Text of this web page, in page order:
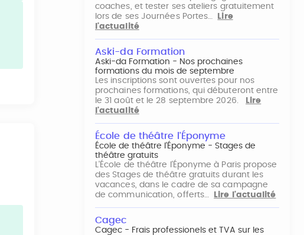
coaches, et tester ses ateliers gratuitement
lors de ses Journées Portes…
Lire
l'actualité
Aski-da Formation
Aski-da Formation - Nos prochaines
formations du mois de septembre
Les inscriptions sont ouvertes pour nos
prochaines formations, qui débuteront entre
le 31 août et le 28 septembre 2026.
Lire
l'actualité
École de théâtre l'Éponyme
École de théâtre l'Éponyme - Stages de
théâtre gratuits
L'École de théâtre l'Éponyme à Paris propose
des Stages de théâtre gratuits durant les
vacances, dans le cadre de sa campagne
de communication, offerts…
Lire l'actualité
Cagec
Cagec - Frais professionels et TVA sur les